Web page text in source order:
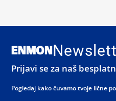
Prijavi se za naš
Pogledaj kako čuvamo tvoje lične